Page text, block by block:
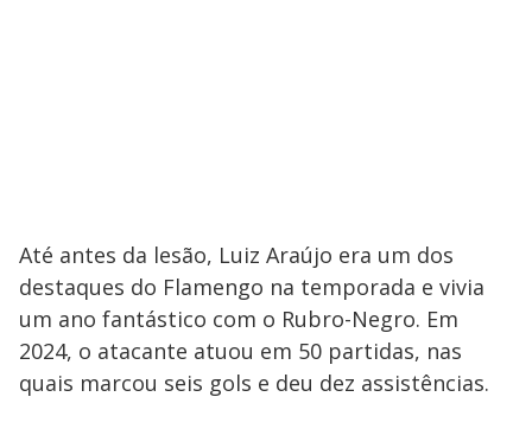
Até antes da lesão, Luiz Araújo era um dos
destaques do Flamengo na temporada e vivia
um ano fantástico com o Rubro-Negro. Em
2024, o atacante atuou em 50 partidas, nas
quais marcou seis gols e deu dez assistências.